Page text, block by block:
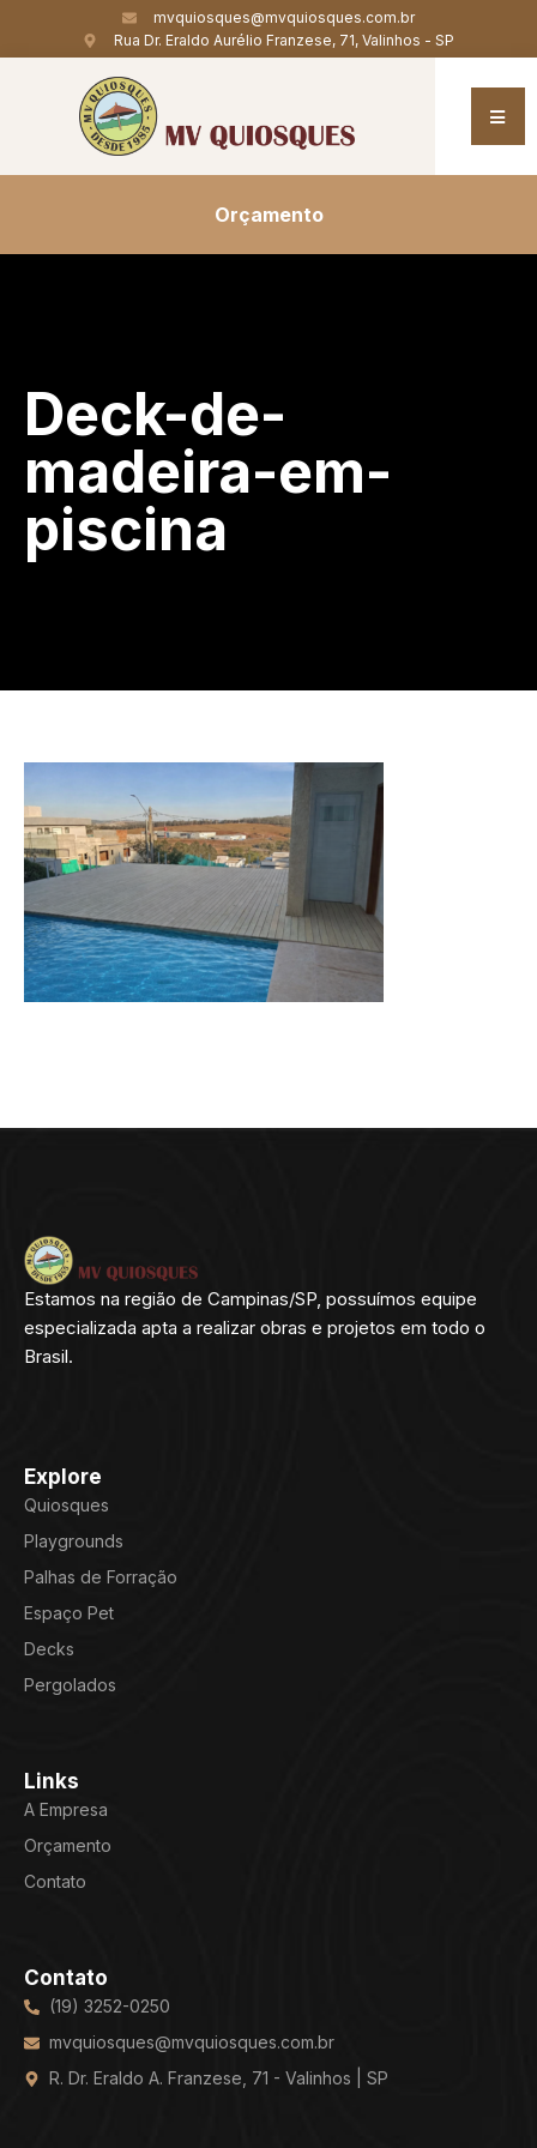
mvquiosques@mvquiosques.com.br
Rua Dr. Eraldo Aurélio Franzese, 71, Valinhos - SP
Orçamento
Deck-de-
madeira-em-
piscina
Estamos na região de Campinas/SP, possuímos equipe
especializada apta a realizar obras e projetos em todo o
Brasil.
Explore
Quiosques
Playgrounds
Palhas de Forração
Espaço Pet
Decks
Pergolados
Links
A Empresa
Orçamento
Contato
Contato
(19) 3252-0250
mvquiosques@mvquiosques.com.br
R. Dr. Eraldo A. Franzese, 71 - Valinhos | SP